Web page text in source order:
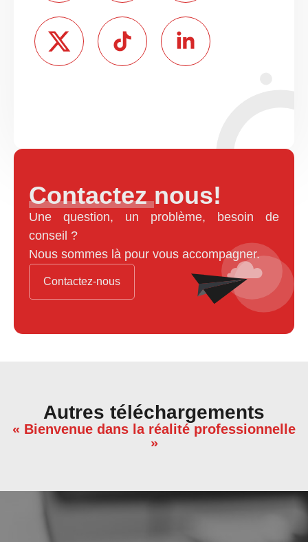
Contactez nous!
Une question, un problème, besoin de
conseil ?
Nous sommes là pour vous accompagner.
Contactez-nous
Autres téléchargements
« Bienvenue dans la réalité professionnelle
»